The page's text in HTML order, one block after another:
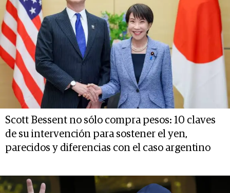
Scott Bessent no sólo compra pesos: 10 claves
de su intervención para sostener el yen,
parecidos y diferencias con el caso argentino